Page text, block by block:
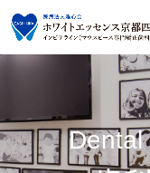
Dental